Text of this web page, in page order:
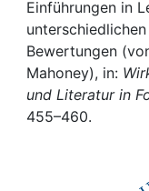
Help
Einführungen in
Bewertungen
Mahoney), in:
und Literatur in
455–460.